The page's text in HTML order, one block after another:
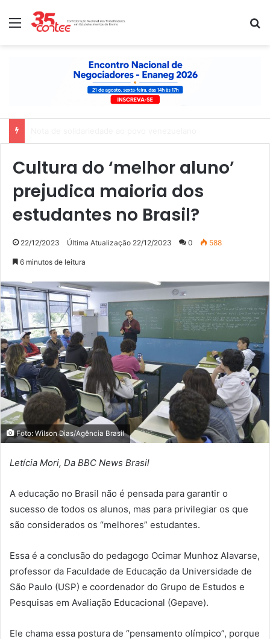
Menu
Cultura do ‘melhor aluno’
prejudica maioria dos
estudantes no Brasil?
22/12/2023 Última Atualização 22/12/2023 0 588
6 minutos de leitura
Foto: Wilson Dias/Agência Brasil
Letícia Mori, Da BBC News Brasil
A educação no Brasil não é pensada para garantir o
sucesso de todos os alunos, mas para privilegiar os que
são considerados os “melhores” estudantes.
Essa é a conclusão do pedagogo Ocimar Munhoz Alavarse,
professor da Faculdade de Educação da Universidade de
São Paulo (USP) e coordenador do Grupo de Estudos e
Pesquisas em Avaliação Educacional (Gepave).
Ele chama essa postura de “pensamento olímpico”, porque